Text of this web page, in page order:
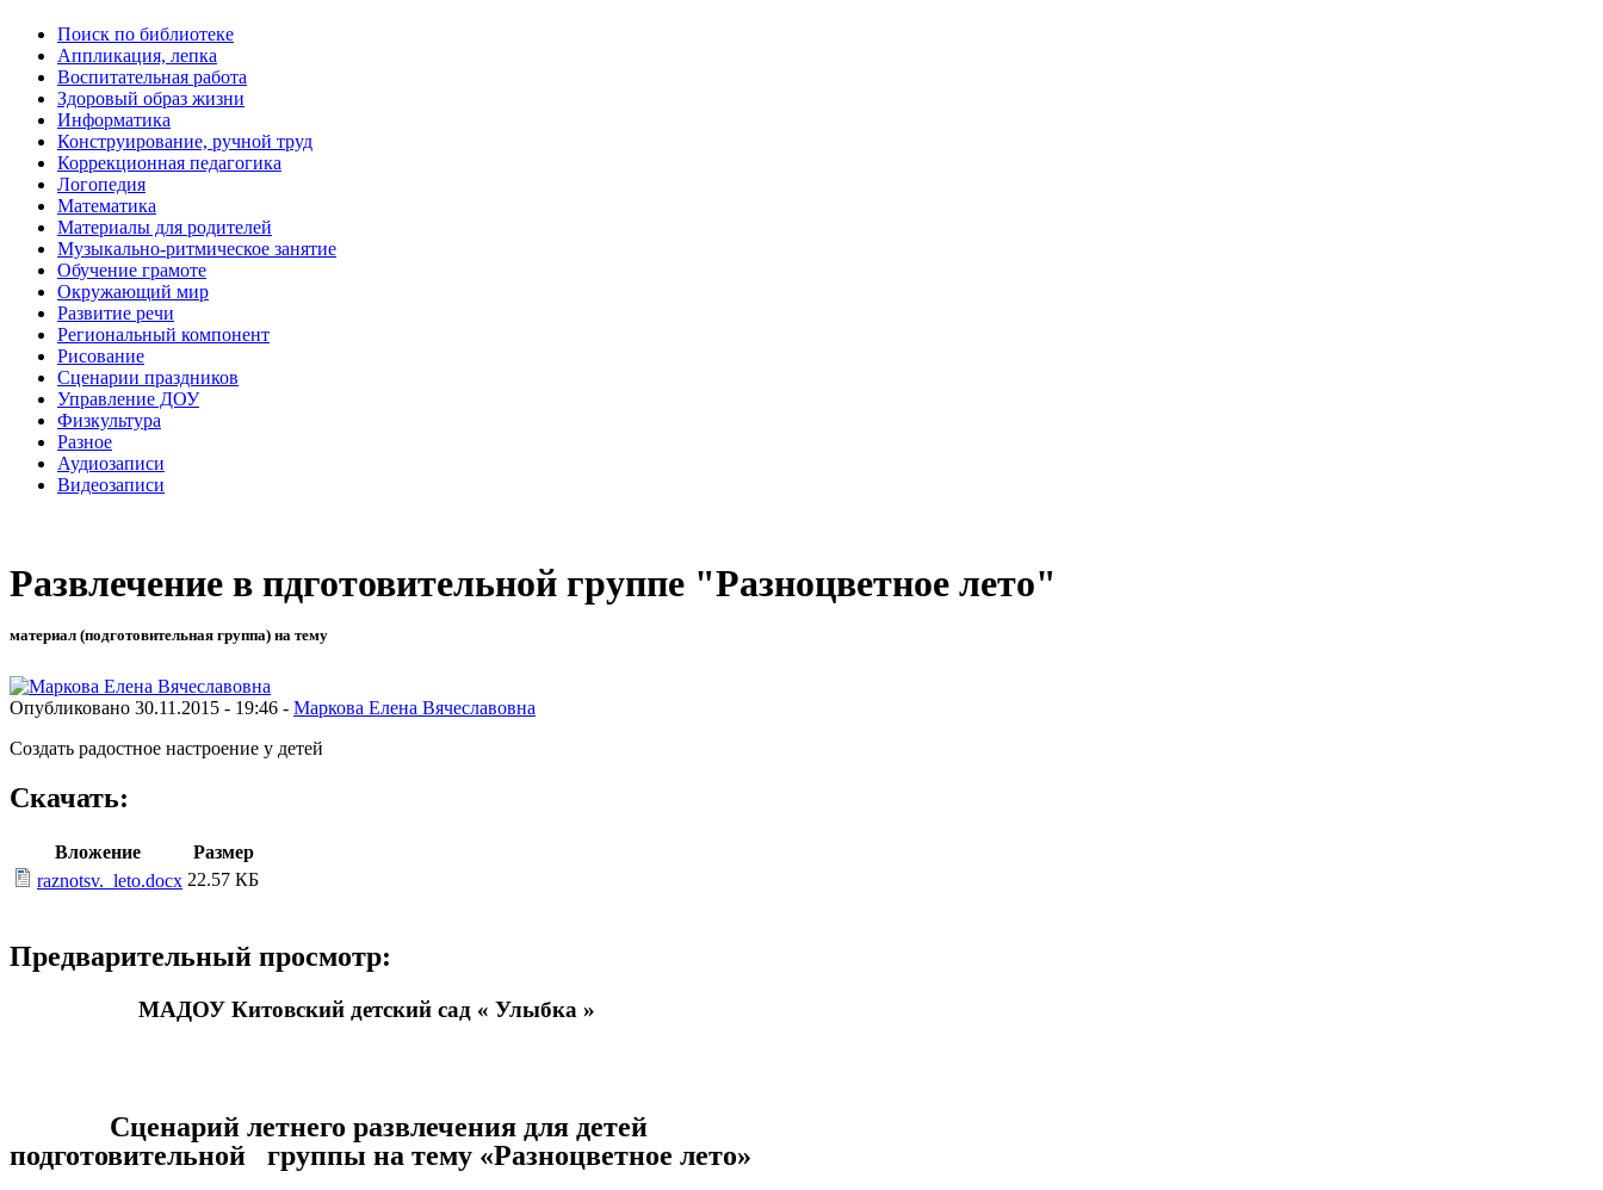
Поиск по библиотеке
Аппликация, лепка
Воспитательная работа
Здоровый образ жизни
Информатика
Конструирование, ручной труд
Коррекционная педагогика
Логопедия
Математика
Материалы для родителей
Музыкально-ритмическое занятие
Обучение грамоте
Окружающий мир
Развитие речи
Региональный компонент
Рисование
Сценарии праздников
Управление ДОУ
Физкультура
Разное
Аудиозаписи
Видеозаписи
Развлечение в пдготовительной группе "Разноцветное лето"
материал (подготовительная группа) на тему
Опубликовано 30.11.2015 - 19:46 - Маркова Елена Вячеславовна
Создать радостное настроение у детей
Скачать:
Вложение
Размер
raznotsv._leto.docx 22.57 КБ
Предварительный просмотр:
МАДОУ Китовский детский сад « Улыбка »
Сценарий летнего развлечения для детей
подготовительной группы на тему «Разноцветное лето»